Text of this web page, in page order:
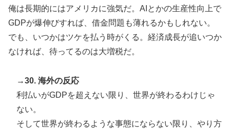
俺は長期的にはアメリカに強気だ。AIとかの生産性向上で
GDPが爆伸びすれば、借金問題も薄れるかもしれない。
でも、いつかはツケを払う時がくる。経済成長が追いつか
なければ、待ってるのは大増税だ。
→30. 海外の反応
利払いがGDPを超えない限り、世界が終わるわけじゃ
ない。
そして世界が終わるような事態にならない限り、やり方